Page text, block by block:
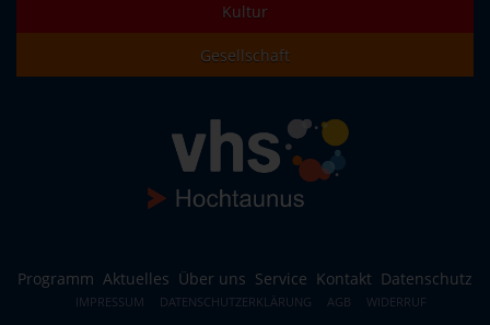
Kultur
Gesellschaft
Programm Aktuelles Über uns Service Kontakt Datenschutz
IMPRESSUM DATENSCHUTZERKLÄRUNG AGB WIDERRUF